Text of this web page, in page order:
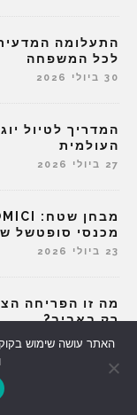
התעלומה
לכל המשפחה
30 ביולי 2026
המדריך לטיול
העולמית
27 ביולי 2026
מכנסי סופטשל
23 ביולי 2026
מה זו הפריחה
רק באביב?
20 ביולי 2026
שוויצריה
הכרמל משתנה
האתר עושה שימוש